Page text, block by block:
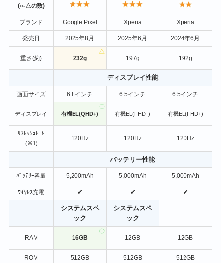
(○-△の数)
ブランド Google Pixel Xperia Xperia
発売日 2025年8月 2025年6月 2024年6月
重さ(約) 232g 197g 192g
ディスプレイ性能
画面サイズ 6.8インチ 6.5インチ 6.5インチ
ディスプレイ 有機EL(QHD+) 有機EL(FHD+) 有機EL(FHD+)
ﾘﾌﾚｯｼｭﾚｰﾄ
(※1)
120Hz 120Hz 120Hz
バッテリー性能
ﾊﾞｯﾃﾘｰ容量 5,200mAh 5,000mAh 5,000mAh
ﾜｲﾔﾚｽ充電 ✔ ✔ ✔
システムスペ
ック
システムスペ
ック
RAM 16GB 12GB 12GB
ROM 512GB 512GB 512GB